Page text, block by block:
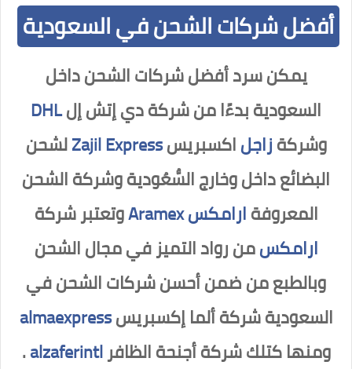
أفضل شركات الشحن في السعودية
يمكن سرد أفضل شركات الشحن داخل
السعودية بدءًا من شركة دي إتش إلDHL
وشركةزاجلاكسبريسZajil Expressلشحن
البضائع داخل وخارج السُّعُودية وشركة الشحن
المعروفةارامكسAramexوتعتبر شركة
ارامكسمن رواد التميز في مجال الشحن
وبالطبع من ضمن أحسن شركات الشحن في
السعودية شركة ألما إكسبريسalmaexpress
ومنها كتلك شركة أجنحة الظافرalzaferintl
.